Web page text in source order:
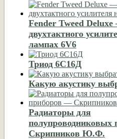
Fender Tweed
двухтактного
лампах 6V6
Триод 6С16Д
Какую акустику
Радиаторы для
Скрипников Ю.Ф.